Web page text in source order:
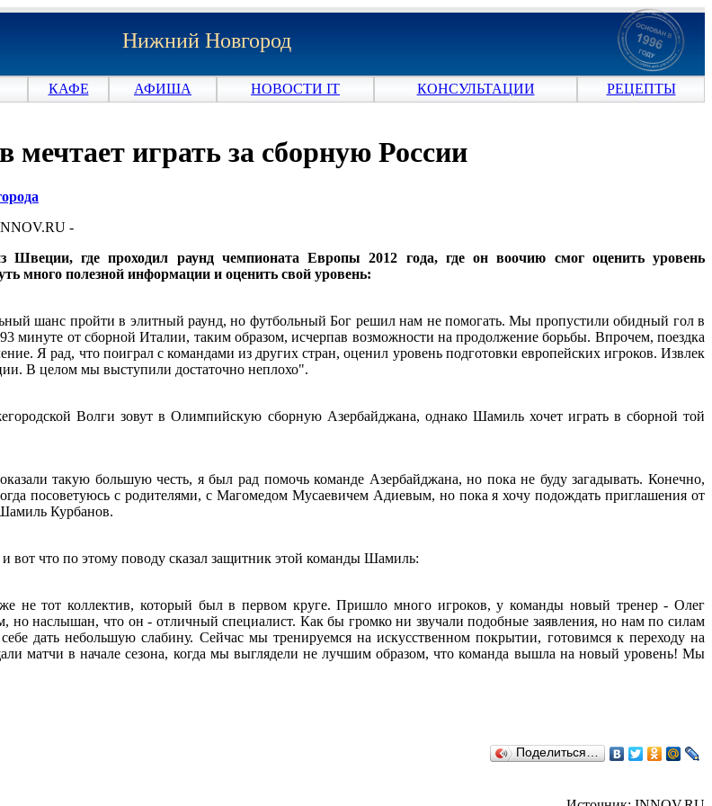
Нижний Новгород
КАФЕ АФИША НОВОСТИ IT КОНСУЛЬТАЦИИ РЕЦЕПТЫ
играть за сборную России
-
Швеции, где проходил раунд чемпионата Европы 2012 года, где он воочию смог оценить уровень
много полезной информации и оценить свой уровень:
шанс пройти в элитный раунд, но футбольный Бог решил нам не помогать. Мы пропустили обидный гол в
минуте от сборной Италии, таким образом, исчерпав возможности на продолжение борьбы. Впрочем, поездка
Я рад, что поиграл с командами из других стран, оценил уровень подготовки европейских игроков. Извлек
В целом мы выступили достаточно неплохо".
Волги зовут в Олимпийскую сборную Азербайджана, однако Шамиль хочет играть в сборной той
такую большую честь, я был рад помочь команде Азербайджана, но пока не буду загадывать. Конечно,
посоветуюсь с родителями, с Магомедом Мусаевичем Адиевым, но пока я хочу подождать приглашения от
Курбанов.
что по этому поводу сказал защитник этой команды Шамиль:
не тот коллектив, который был в первом круге. Пришло много игроков, у команды новый тренер - Олег
но наслышан, что он - отличный специалист. Как бы громко ни звучали подобные заявления, но нам по силам
дать небольшую слабину. Сейчас мы тренируемся на искусственном покрытии, готовимся к переходу на
матчи в начале сезона, когда мы выглядели не лучшим образом, что команда вышла на новый уровень! Мы
Поделиться…